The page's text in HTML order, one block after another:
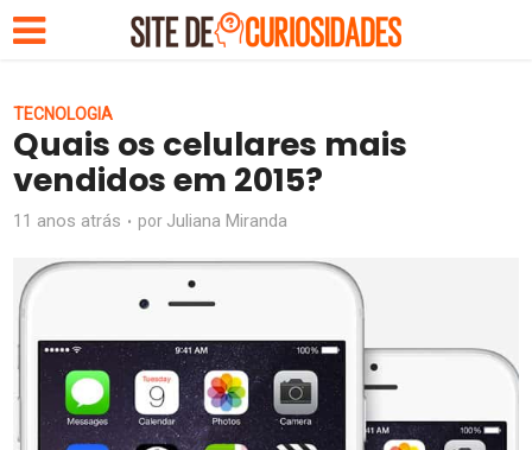
TECNOLOGIA
Quais os celulares mais
vendidos em 2015?
11 anos atrás por Juliana Miranda